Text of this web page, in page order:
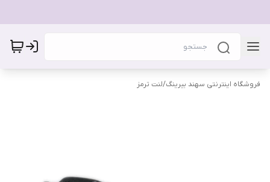
فروشگاه اینترنتی سهند بیرینگ/لنت ترمز